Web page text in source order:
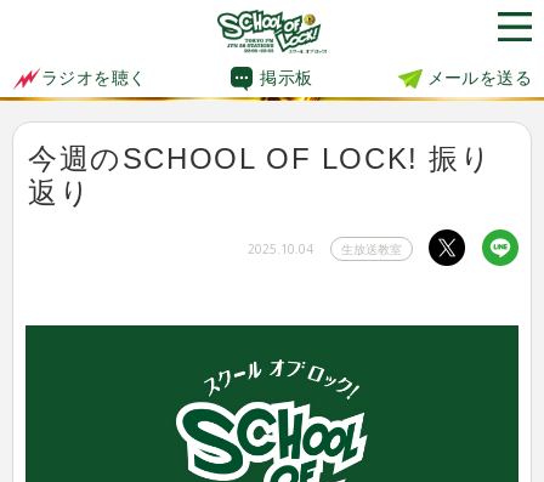
ラジオを聴く 掲示板 メールを送る
今週のSCHOOL OF LOCK! 振り
返り
2025.10.04 生放送教室